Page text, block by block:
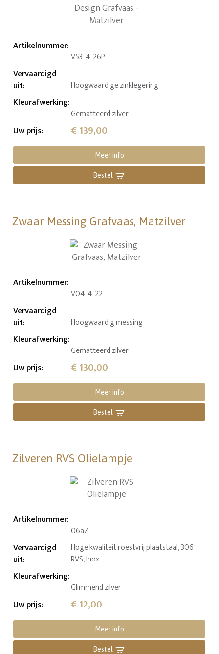
Artikelnummer:
V53-4-26P
Vervaardigd
uit: Hoogwaardige zinklegering
Kleurafwerking:
Gematteerd zilver
Uw prijs: € 139,00
Meer info
Bestel
Zwaar Messing Grafvaas, Matzilver
Artikelnummer:
V04-4-22
Vervaardigd
uit: Hoogwaardig messing
Kleurafwerking:
Gematteerd zilver
Uw prijs: € 130,00
Meer info
Bestel
Zilveren RVS Olielampje
Artikelnummer:
06aZ
Vervaardigd
uit:
Hoge kwaliteit roestvrij plaatstaal, 306
RVS, Inox
Kleurafwerking:
Glimmend zilver
Uw prijs: € 12,00
Meer info
Bestel